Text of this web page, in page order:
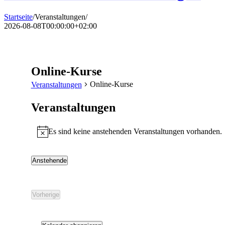
Startseite/Veranstaltungen/
2026-08-08T00:00:00+02:00
Online-Kurse
Veranstaltungen Online-Kurse
Veranstaltungen
Hinweis
Es sind keine anstehenden Veranstaltungen vorhanden.
Anstehende
Vorherige
Veranstaltungen